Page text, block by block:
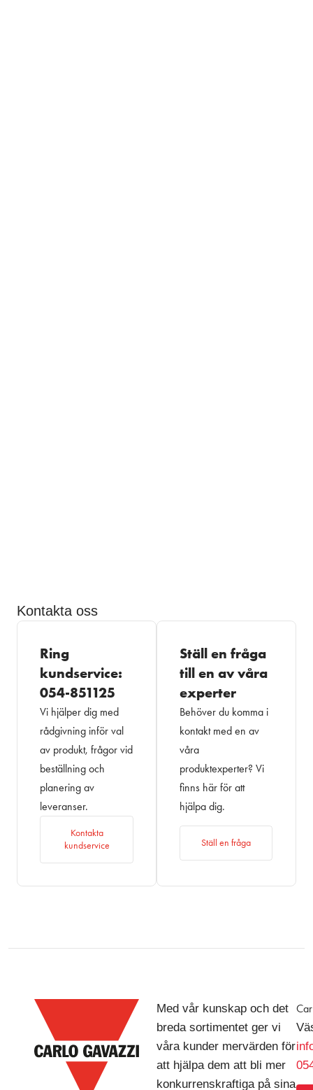
Kontakta oss
Ring
kundservice:
054-851125
Vi hjälper dig med
rådgivning inför val
av produkt, frågor vid
beställning och
planering av
leveranser.
Kontakta
kundservice
Ställ en fråga
till en av våra
experter
Behöver du komma i
kontakt med en av
våra
produktexperter? Vi
finns här för att
hjälpa dig.
Ställ en fråga
Med vår kunskap och det
breda sortimentet ger vi
våra kunder mervärden för
att hjälpa dem att bli mer
konkurrenskraftiga på sina